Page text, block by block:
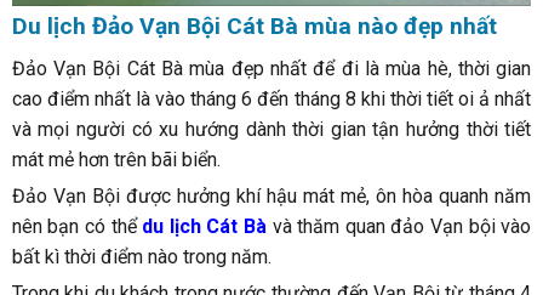
Du lịch Đảo Vạn Bội Cát Bà mùa nào đẹp nhất
Đảo Vạn Bội Cát Bà mùa đẹp nhất để đi là mùa hè, thời gian
cao điểm nhất là vào tháng 6 đến tháng 8 khi thời tiết oi ả nhất
và mọi người có xu hướng dành thời gian tận hưởng thời tiết
mát mẻ hơn trên bãi biển.
Đảo Vạn Bội được hưởng khí hậu mát mẻ, ôn hòa quanh năm
nên bạn có thể du lịch Cát Bà và thăm quan đảo Vạn bội vào
bất kì thời điểm nào trong năm.